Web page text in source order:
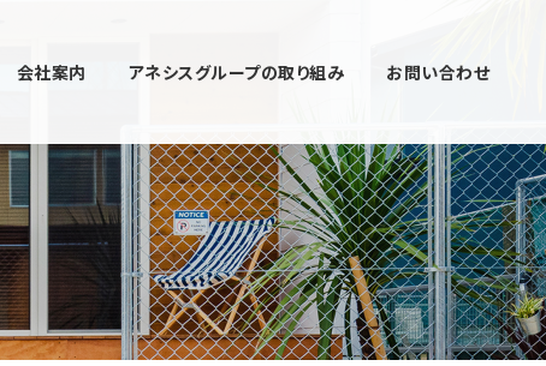
会社案内 アネシスグループの取り組み お問い合わせ